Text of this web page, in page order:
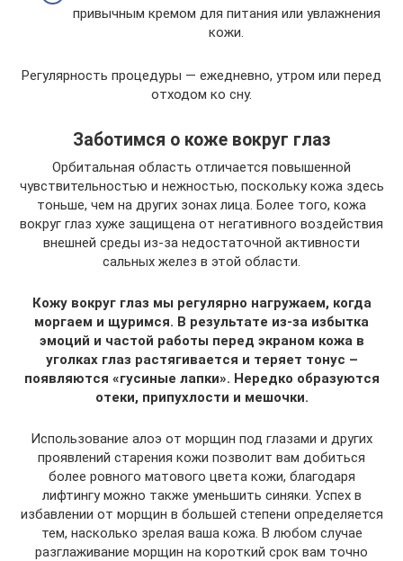
привычным кремом для питания или увлажнения
кожи.
Регулярность процедуры — ежедневно, утром или перед
отходом ко сну.
Заботимся о коже вокруг глаз
Орбитальная область отличается повышенной
чувствительностью и нежностью, поскольку кожа здесь
тоньше, чем на других зонах лица. Более того, кожа
вокруг глаз хуже защищена от негативного воздействия
внешней среды из-за недостаточной активности
сальных желез в этой области.
Кожу вокруг глаз мы регулярно нагружаем, когда
моргаем и щуримся. В результате из-за избытка
эмоций и частой работы перед экраном кожа в
уголках глаз растягивается и теряет тонус –
появляются «гусиные лапки». Нередко образуются
отеки, припухлости и мешочки.
Использование алоэ от морщин под глазами и других
проявлений старения кожи позволит вам добиться
более ровного матового цвета кожи, благодаря
лифтингу можно также уменьшить синяки. Успех в
избавлении от морщин в большей степени определяется
тем, насколько зрелая ваша кожа. В любом случае
разглаживание морщин на короткий срок вам точно